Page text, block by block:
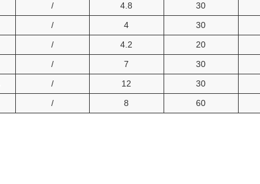
/ 4.8 30
/ 4 30
/ 4.2 20
/ 7 30
/ 12 30
/ 8 60